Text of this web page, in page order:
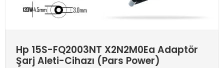
Hp 15S-FQ2003NT X2N2M0Ea Adaptör
Şarj Aleti-Cihazı (Pars Power)